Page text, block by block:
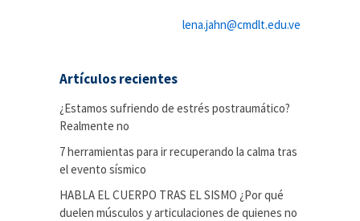
lena.jahn@cmdlt.edu.ve
Artículos recientes
¿Estamos sufriendo de estrés postraumático?
Realmente no
7 herramientas para ir recuperando la calma tras
el evento sísmico
HABLA EL CUERPO TRAS EL SISMO ¿Por qué
duelen músculos y articulaciones de quienes no